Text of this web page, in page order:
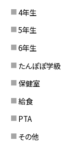
4年生
5年生
6年生
たんぽぽ学級
保健室
給食
PTA
その他